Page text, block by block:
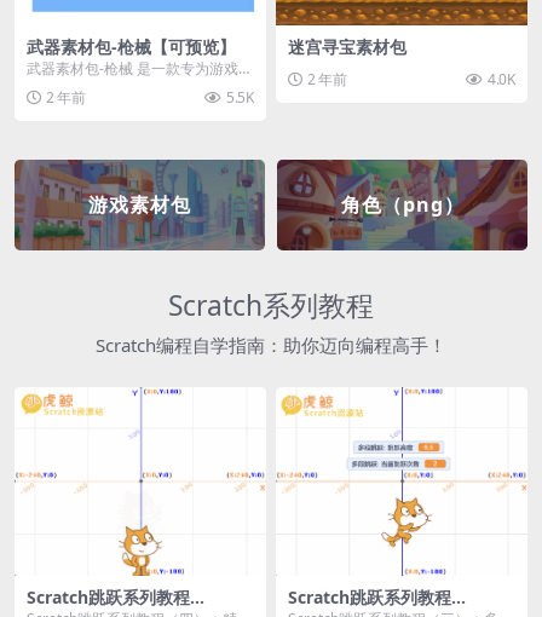
武器素材包-枪械【可预览】
武器素材包-枪械 是一款专为游戏开
发者和创作者设计的素材包，包含
多种高质量的枪械...
2 年前 5.5K
迷宫寻宝素材包
2 年前 4.0K
游戏素材包 角色（png）
Scratch系列教程
Scratch编程自学指南：助你迈向编程高手！
Scratch跳跃系列教程
Scratch跳跃系列教程